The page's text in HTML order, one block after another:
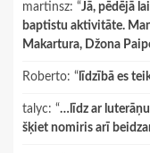
martinsz: “Jā, pēdējā
baptistu aktivitāte.
Makartura, Džona
Roberto: “ līdzībā es
talyc: “…līdz ar
šķiet nomiris arī